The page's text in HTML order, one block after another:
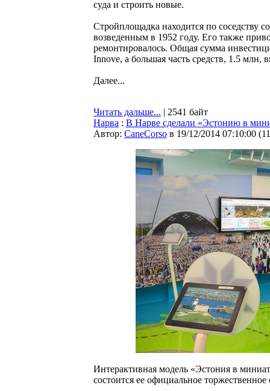
суда и строить новые.
Стройплощадка находится по
возведенным в 1952 году. Его также
ремонтировалось. Общая сумма
Innove, а большая часть средств, 1.5 млн,
Далее...
Читать дальше... | 2541 байт
Нарва : В Нарве сделали «Эстонию в
Автор: CaneCorso в 19/12/2014 07:10:00 (
Интерактивная модель «Эстония в
состоится ее официальное торжественное